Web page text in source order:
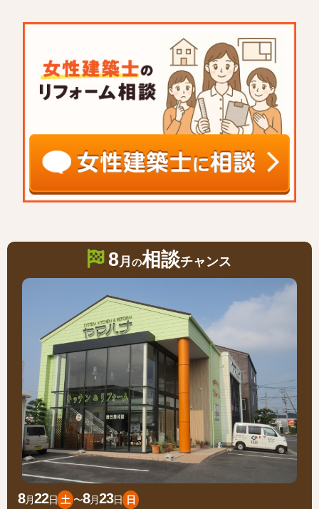
8月 の相談チャンス
8月22日 土 〜8月23日 日